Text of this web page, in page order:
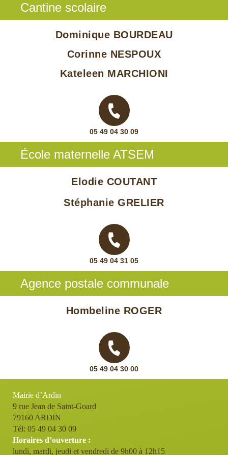
Cantine scolaire
Dominique BOURDEAU
Corinne NESPOUX
Kateleen MARCHIONI
05 49 04 30 09
École maternelle ATSEM
Elodie COUTANT
Stéphanie GRELIER
05 49 04 31 05
Agence postale communale
Hombeline ROGER
05 49 04 30 00
Mairie d’Ardin
9 rue Jean de Saint-Goard
79160 ARDIN
Tél: 05 49 04 30 09
Horaires d’ouverture :
lundi, mardi, jeudi et vendredi de 9h00 à 12h15